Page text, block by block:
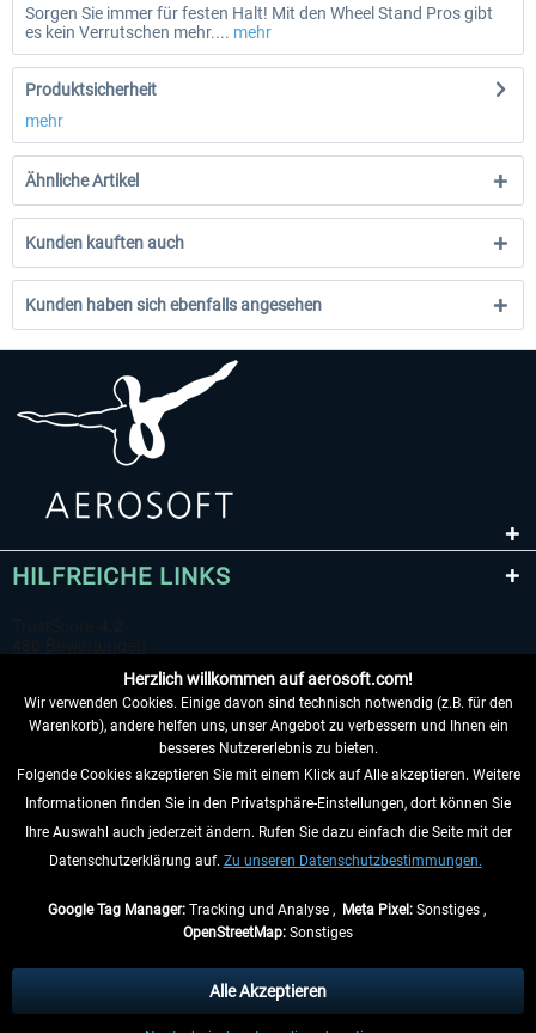
Sorgen Sie immer für festen Halt! Mit den Wheel Stand Pros gibt
es kein Verrutschen mehr.... mehr
Produktsicherheit
mehr
Ähnliche Artikel
Kunden kauften auch
Kunden haben sich ebenfalls angesehen
HILFREICHE LINKS
VERTRAG WIDERRUFEN
INFORMATIONEN
anders beschrieben.
** Gilt für Lieferungen innerhalb Deutschlands, Lieferzeiten für andere Länder
Herzlich willkommen auf aerosoft.com!
Wir verwenden Cookies. Einige davon sind technisch notwendig (z.B. für den
Warenkorb), andere helfen uns, unser Angebot zu verbessern und Ihnen ein
besseres Nutzererlebnis zu bieten.
Folgende Cookies akzeptieren Sie mit einem Klick auf Alle akzeptieren. Weitere
Informationen finden Sie in den Privatsphäre-Einstellungen, dort können Sie
Ihre Auswahl auch jederzeit ändern. Rufen Sie dazu einfach die Seite mit der
Datenschutzerklärung auf. Zu unseren Datenschutzbestimmungen.
Google Tag Manager:Tracking und Analyse , Meta Pixel:Sonstiges ,
OpenStreetMap: Sonstiges
Alle Akzeptieren